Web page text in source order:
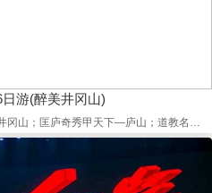
游(醉美井冈山)
优秀专线导游带你畅游千里罗霄之腹—井冈山；匡庐奇秀甲天下—庐山；道教名山胜地—笔架山